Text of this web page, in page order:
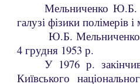
Мельниченко
галузі фізики полімерів
Ю.Б. Мельниченко
4 грудня 1953 р.
У 1976 р.
Київського